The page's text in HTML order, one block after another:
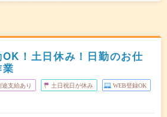
！土日休み！日勤のお仕
途支給あり 土日祝日が休み WEB登録OK